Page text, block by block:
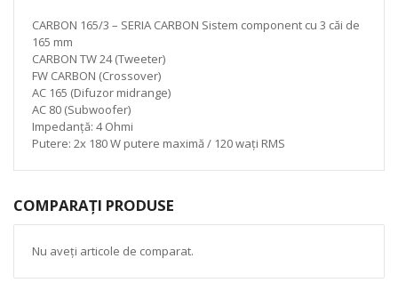
CARBON 165/3 – SERIA CARBON Sistem component cu 3 căi de
165 mm
CARBON TW 24 (Tweeter)
FW CARBON (Crossover)
AC 165 (Difuzor midrange)
AC 80 (Subwoofer)
Impedanță: 4 Ohmi
Putere: 2x 180 W putere maximă / 120 wați RMS
COMPARAȚI PRODUSE
Nu aveți articole de comparat.